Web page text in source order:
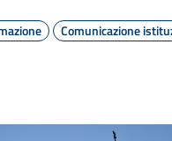
Comunicazione